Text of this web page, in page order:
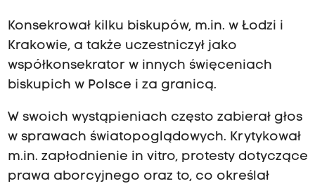
Konsekrował kilku biskupów, m.in. w Łodzi i
Krakowie, a także uczestniczył jako
współkonsekrator w innych święceniach
biskupich w Polsce i za granicą.
W swoich wystąpieniach często zabierał głos
w sprawach światopoglądowych. Krytykował
m.in. zapłodnienie in vitro, protesty dotyczące
prawa aborcyjnego oraz to, co określał